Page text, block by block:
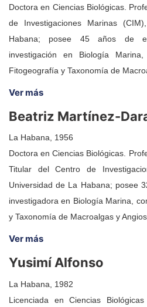
taxonomía, biogeografía y
servirá como una
allá de todo lo anterior,
de una consagración,
proyecto
Doctora en Ciencias Biológicas.
de Investigaciones Marinas
Habana; posee 45 años de
investigación en Biología
Fitogeografía y Taxonomía de
Ver más
Beatriz Martínez-
La Habana, 1956
Doctora en Ciencias Biológicas.
Titular del Centro de
Universidad de La Habana; posee
investigadora en Biología Marina,
y Taxonomía de Macroalgas y
Ver más
Yusimí Alfonso
La Habana, 1982
Licenciada en Ciencias